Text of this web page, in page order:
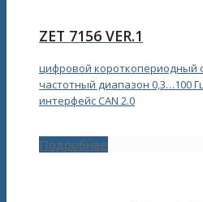
ZET 7156 VER.1
цифровой короткопериодный
частотный диапазон 0,3…100
интерфейс CAN 2.0
Подробнее